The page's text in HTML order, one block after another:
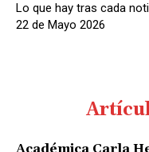
o
Lo que hay tras cada
22 de Mayo 2026
Académica Carla